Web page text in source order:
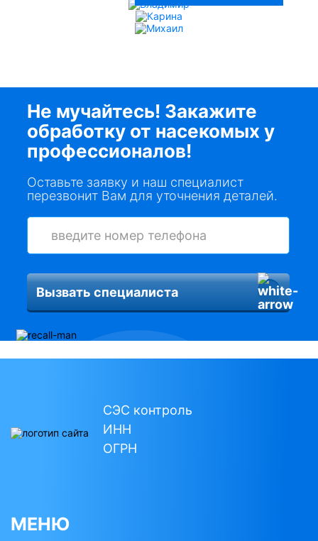
Не мучайтесь! Закажите
обработку от насекомых у
профессионалов!
Оставьте заявку и наш специалист
перезвонит Вам для уточнения деталей.
Вызвать специалиста
СЭС контроль
ИНН
ОГРН
МЕНЮ